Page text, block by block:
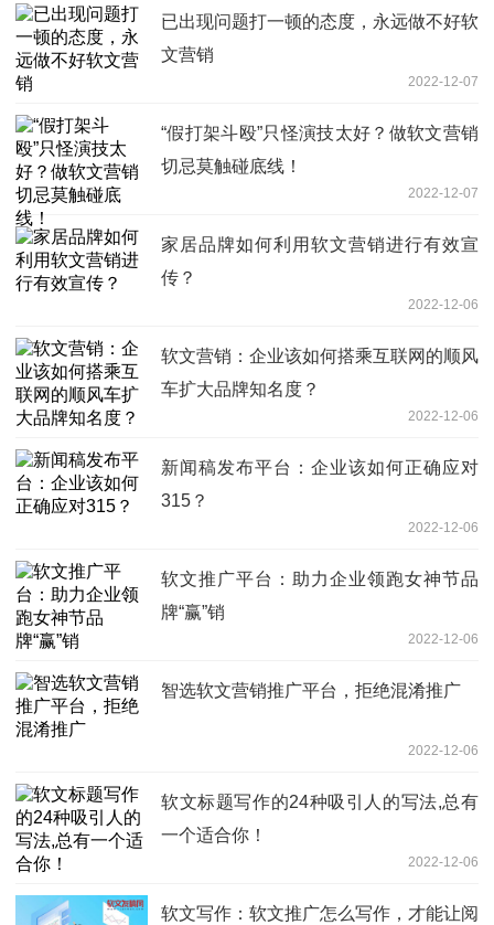
已出现问题打一顿的态度，永远做不好软
文营销
2022-12-07
“假打架斗殴”只怪演技太好？做软文营销
切忌莫触碰底线！
2022-12-07
家居品牌如何利用软文营销进行有效宣
传？
2022-12-06
软文营销：企业该如何搭乘互联网的顺风
车扩大品牌知名度？
2022-12-06
新闻稿发布平台：企业该如何正确应对
315？
2022-12-06
软文推广平台：助力企业领跑女神节品
牌“赢”销
2022-12-06
智选软文营销推广平台，拒绝混淆推广
2022-12-06
软文标题写作的24种吸引人的写法,总有
一个适合你！
2022-12-06
软文写作：软文推广怎么写作，才能让阅